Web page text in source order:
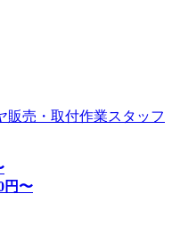
販売・取付作業スタッフ
円〜